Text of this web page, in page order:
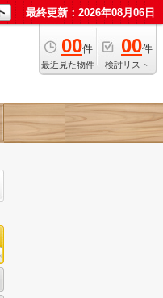
最終更新：2026年08月06日
00件
最近見た物件
00件
検討リスト